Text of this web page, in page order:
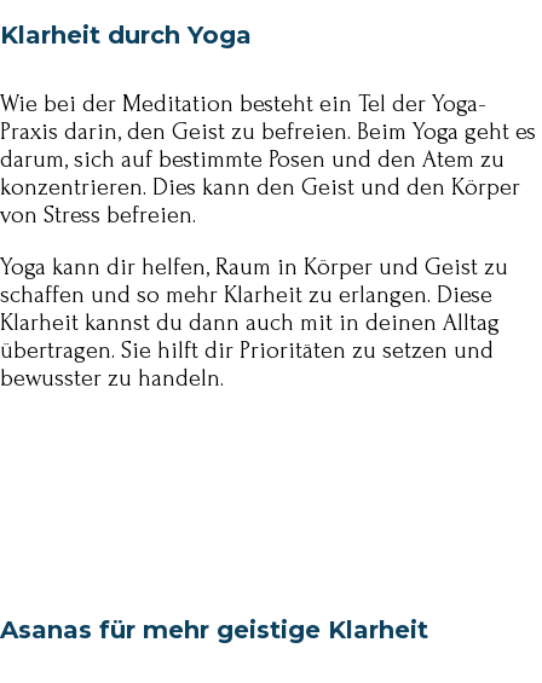
Klarheit durch Yoga
Wie bei der Meditation besteht ein Tel der Yoga-
Praxis darin, den Geist zu befreien. Beim Yoga geht es
darum, sich auf bestimmte Posen und den Atem zu
konzentrieren. Dies kann den Geist und den Körper
von Stress befreien.
Yoga kann dir helfen, Raum in Körper und Geist zu
schaffen und so mehr Klarheit zu erlangen. Diese
Klarheit kannst du dann auch mit in deinen Alltag
übertragen. Sie hilft dir Prioritäten zu setzen und
bewusster zu handeln.
Asanas für mehr geistige Klarheit